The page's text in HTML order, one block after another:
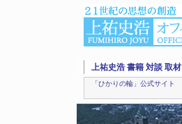
上祐史浩 書籍 対談 取材
「ひかりの輪」公式サイト